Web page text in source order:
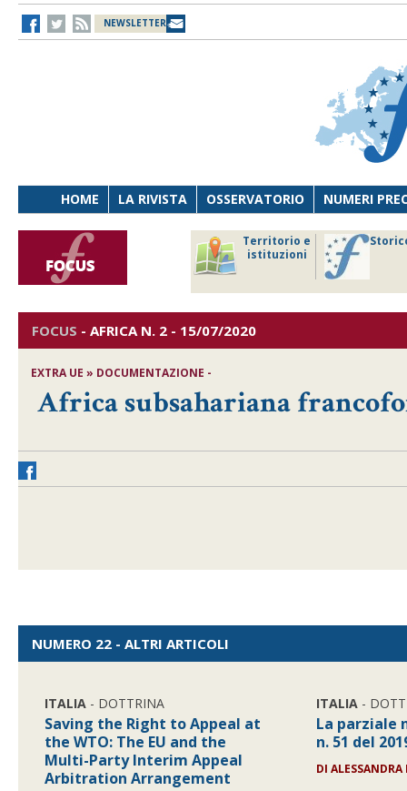
NEWSLETTER
HOME LA RIVISTA OSSERVATORIO NUMERI
Territorio e
istituzioni
FOCUS - AFRICAN. 2 - 15/07/2020
EXTRA UE » DOCUMENTAZIONE -
Africa subsahariana
NUMERO 22 - ALTRI ARTICOLI
ITALIA - DOTTRINA
Saving the Right to Appeal at
the WTO: The EU and the
Multi-Party Interim Appeal
Arbitration Arrangement
ITALIA -
La parziale
n. 51 del
DI